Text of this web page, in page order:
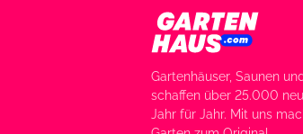
Gartenhäuser, Saunen
schaffen über 25.000
Jahr für Jahr. Mit uns